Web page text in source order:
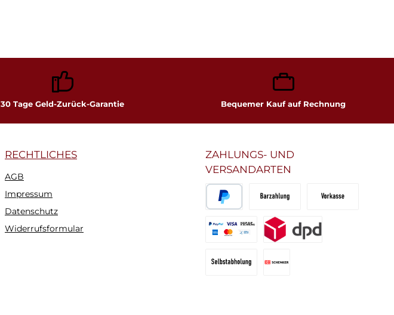
30 Tage Geld-Zurück-Garantie Bequemer Kauf auf Rechnung
RECHTLICHES
AGB
Impressum
Datenschutz
Widerrufsformular
ZAHLUNGS- UND
VERSANDARTEN
Bar- oder EC-Zahlung